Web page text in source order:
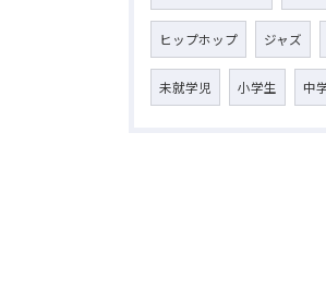
ヒップホップ ジャズ
未就学児 小学生 中